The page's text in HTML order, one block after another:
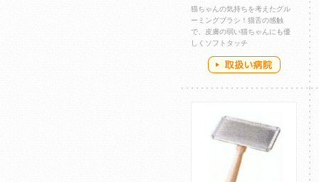
猫ちゃんの気持ちを考えたグル
ーミングブラシ！猫舌の感触
で、皮膚の弱い猫ちゃんにも優
しくソフトタッチ